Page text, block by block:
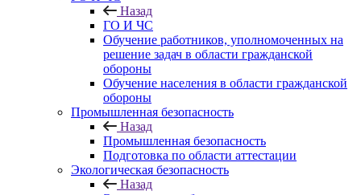
Назад
ГО И ЧС
Обучение работников, уполномоченных на
решение задач в области гражданской
обороны
Обучение населения в области гражданской
обороны
Промышленная безопасность
Назад
Промышленная безопасность
Подготовка по области аттестации
Экологическая безопасность
Назад